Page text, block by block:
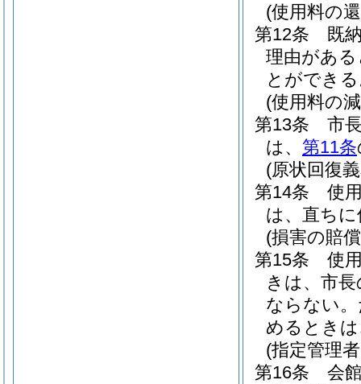
(使用料の
第12条
既
理由があ
とができ
(使用料の
第13条
市
は、 第11条
(原状回復
第14条
使
は、直ち
(損害の賠
第15条
使
きは、市
ならない。
めるとき
(指定管理
第16条
会